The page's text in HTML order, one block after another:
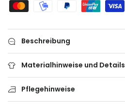
Beschreibung
Materialhinweise und Details
Pflegehinweise